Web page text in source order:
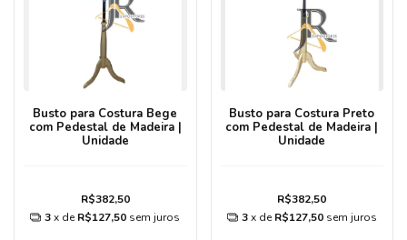
Busto para Costura Bege
com Pedestal de Madeira |
Unidade
R$382,50
3 x de R$127,50 sem juros
Busto para Costura Preto
com Pedestal de Madeira |
Unidade
R$382,50
3 x de R$127,50 sem juros